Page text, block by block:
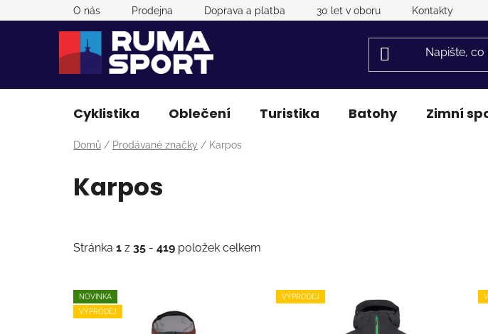
na
O nás Prodejna Doprava a platba 30 let v oboru Kontakty
Cyklistika Oblečení Turistika Batohy Zimní
Domů / Prodávané značky / Karpos
Karpos
Stránka 1 z 35 - 419 položek celkem
V
ý
NOVINKA
VÝPRODEJ
VÝPRODEJ